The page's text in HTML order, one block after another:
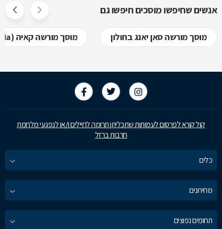
אנשים שחיפשו מוסכים חיפשו גם
מוסך מורשה סאן יאנג בחולון מוסך מורשה קאיה (kia) בחולון
קול קורא לפרסום לעמותות שתכליתן תרומה לחיילים ו/או לנפגעי מלחמת
חרבות ברזל
כלים
מחירונים
תחומים נפוצים